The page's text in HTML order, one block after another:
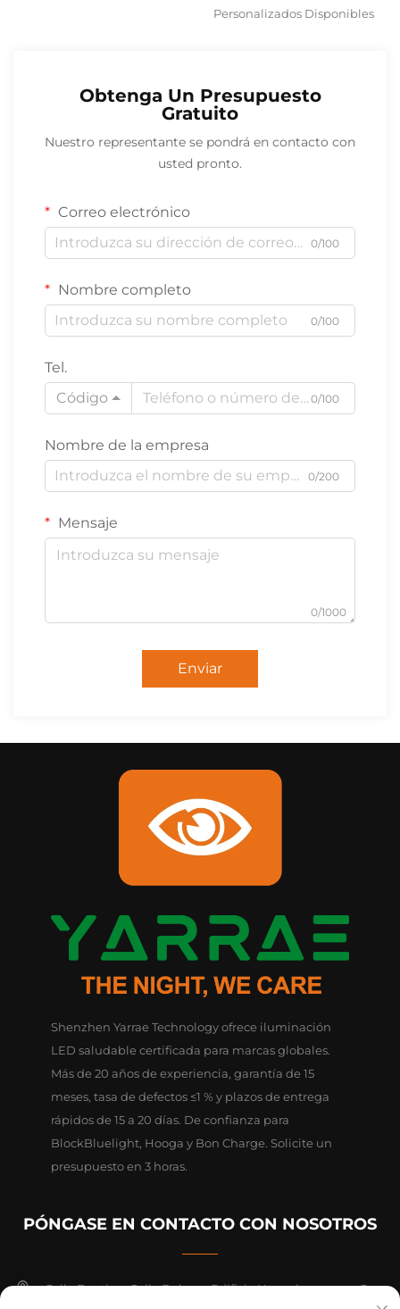
Personalizados Disponibles
Obtenga Un Presupuesto
Gratuito
Nuestro representante se pondrá en contacto con
usted pronto.
Correo electrónico
0/100
Nombre completo
0/100
Tel.
Código
0/100
Nombre de la empresa
0/200
Mensaje
0/1000
Enviar
Shenzhen Yarrae Technology ofrece iluminación
LED saludable certificada para marcas globales.
Más de 20 años de experiencia, garantía de 15
meses, tasa de defectos ≤1 % y plazos de entrega
rápidos de 15 a 20 días. De confianza para
BlockBluelight, Hooga y Bon Charge. Solicite un
presupuesto en 3 horas.
PÓNGASE EN CONTACTO CON NOSOTROS
Calle Bantian, Calle Bulong, Edificio Hongshengyuan C,